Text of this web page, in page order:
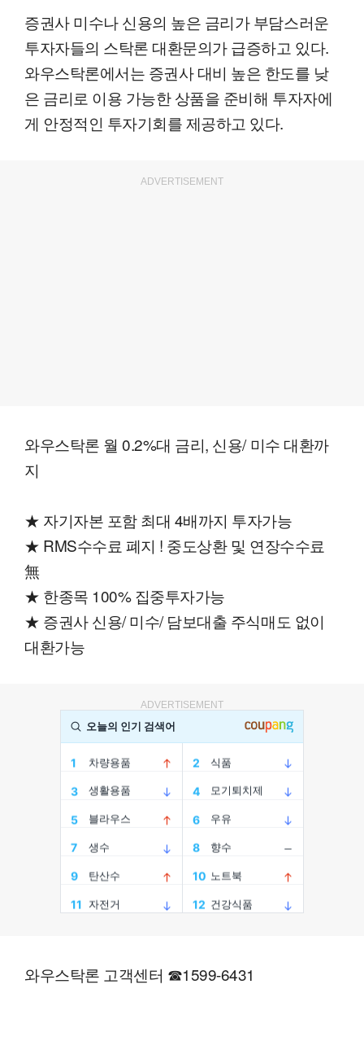
증권사 미수나 신용의 높은 금리가 부담스러운
투자자들의 스탁론 대환문의가 급증하고 있다.
와우스탁론에서는 증권사 대비 높은 한도를 낮
은 금리로 이용 가능한 상품을 준비해 투자자에
게 안정적인 투자기회를 제공하고 있다.
ADVERTISEMENT
와우스탁론 월 0.2%대 금리, 신용/ 미수 대환까
지
★ 자기자본 포함 최대 4배까지 투자가능
★ RMS수수료 폐지 ! 중도상환 및 연장수수료
無
★ 한종목 100% 집중투자가능
★ 증권사 신용/ 미수/ 담보대출 주식매도 없이
대환가능
ADVERTISEMENT
와우스탁론 고객센터 ☎1599-6431